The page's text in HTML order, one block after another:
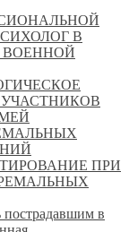
В
ВОЕННОЙ
ПРИ
в